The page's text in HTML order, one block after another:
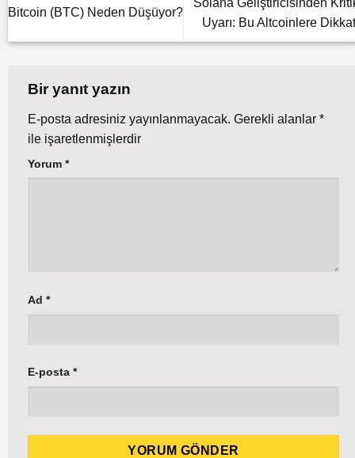
Bitcoin (BTC) Neden Düşüyor?
Solana Geliştiricisinden
Uyarı: Bu Altcoinlere
Bir yanıt yazın
E-posta adresiniz yayınlanmayacak. Gerekli alanlar *
ile işaretlenmişlerdir
Yorum *
Ad *
E-posta *